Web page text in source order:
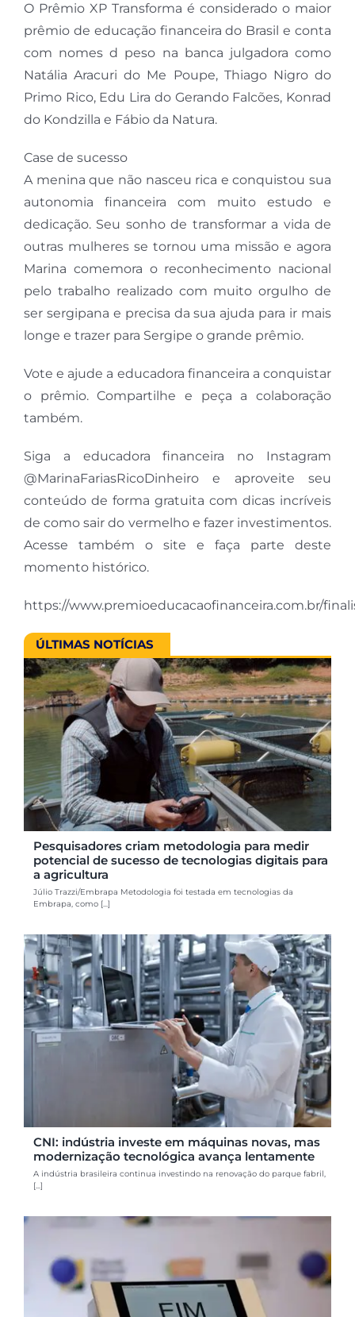
O Prêmio XP Transforma é considerado o maior
prêmio de educação financeira do Brasil e conta
com nomes d peso na banca julgadora como
Natália Aracuri do Me Poupe, Thiago Nigro do
Primo Rico, Edu Lira do Gerando Falcões, Konrad
do Kondzilla e Fábio da Natura.
Case de sucesso
A menina que não nasceu rica e conquistou sua
autonomia financeira com muito estudo e
dedicação. Seu sonho de transformar a vida de
outras mulheres se tornou uma missão e agora
Marina comemora o reconhecimento nacional
pelo trabalho realizado com muito orgulho de
ser sergipana e precisa da sua ajuda para ir mais
longe e trazer para Sergipe o grande prêmio.
Vote e ajude a educadora financeira a conquistar
o prêmio. Compartilhe e peça a colaboração
também.
Siga a educadora financeira no Instagram
@MarinaFariasRicoDinheiro e aproveite seu
conteúdo de forma gratuita com dicas incríveis
de como sair do vermelho e fazer investimentos.
Acesse também o site e faça parte deste
momento histórico.
https://www.premioeducacaofinanceira.com.br/
ÚLTIMAS NOTÍCIAS
Pesquisadores criam metodologia para medir
potencial de sucesso de tecnologias digitais para
a agricultura
Júlio Trazzi/Embrapa Metodologia foi testada em tecnologias da
Embrapa, como [...]
CNI: indústria investe em máquinas novas, mas
modernização tecnológica avança lentamente
A indústria brasileira continua investindo na renovação do parque fabril,
[...]